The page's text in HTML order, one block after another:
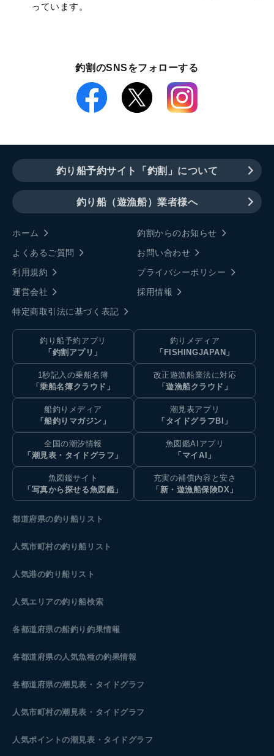
っています。
釣割のSNSをフォローする
釣り船予約サイト「釣割」について
釣り船（遊漁船）業者様へ
ホーム
釣割からのお知らせ
よくあるご質問
お問い合わせ
利用規約
プライバシーポリシー
運営会社
採用情報
特定商取引法に基づく表記
釣り船予約アプリ
「釣割アプリ」
釣りメディア
「FISHINGJAPAN」
1秒記入の乗船名簿
「乗船名簿クラウド」
改正遊漁船業法に対応
「遊漁船クラウド」
船釣りメディア
「船釣りマガジン」
潮見表アプリ
「タイドグラフBI」
全国の潮汐情報
「潮見表・タイドグラフ」
魚図鑑AIアプリ
「マイAI」
魚図鑑サイト
「写真から探せる魚図鑑」
充実の補償内容と安さ
「新・遊漁船保険DX」
都道府県の釣り船リスト
人気市町村の釣り船リスト
人気港の釣り船リスト
人気エリアの釣り船検索
各都道府県の船釣り釣果情報
各都道府県の人気魚種の釣果情報
各都道府県の潮見表 ・タイドグラフ
人気市町村の潮見表・タイドグラフ
人気ポイントの潮見表・タイドグラフ